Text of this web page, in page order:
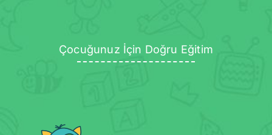
Çocuğunuz İçin Doğru Eğitim